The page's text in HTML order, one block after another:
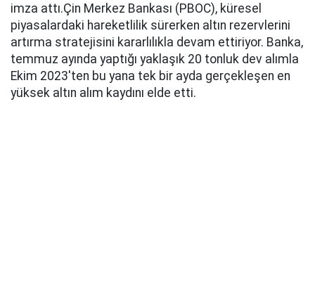
imza attı.Çin Merkez Bankası (PBOC), küresel
piyasalardaki hareketlilik sürerken altın rezervlerini
artırma stratejisini kararlılıkla devam ettiriyor. Banka,
temmuz ayında yaptığı yaklaşık 20 tonluk dev alımla
Ekim 2023'ten bu yana tek bir ayda gerçekleşen en
yüksek altın alım kaydını elde etti.